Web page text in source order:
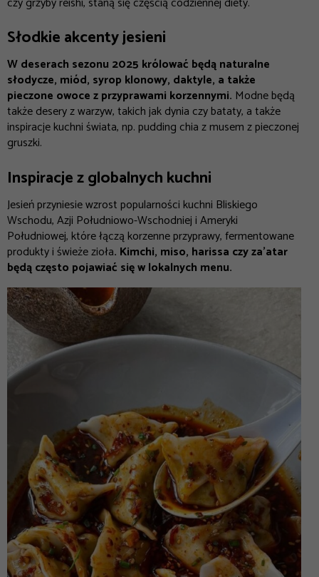
Słodkie akcenty jesieni
W deserach sezonu 2025 królować będą naturalne
słodycze, miód, syrop klonowy, daktyle, a także
pieczone owoce z przyprawami korzennymi. Modne będą
także desery z warzyw, takich jak dynia czy bataty, a także
inspiracje kuchni świata, np. pudding chia z musem z pieczonej
gruszki.
Inspiracje z globalnych kuchni
Jesień przyniesie wzrost popularności kuchni Bliskiego
Wschodu, Azji Południowo-Wschodniej i Ameryki
Południowej, które łączą korzenne przyprawy, fermentowane
produkty i świeże zioła. Kimchi, miso, harissa czy za’atar
będą często pojawiać się w lokalnych menu.